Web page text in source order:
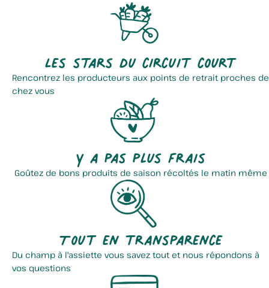
Les stars du circuit court
Rencontrez les producteurs aux points de retrait proches de
chez vous
Y a pas plus frais
Goûtez de bons produits de saison récoltés le matin même
Tout en transparence
Du champ à l'assiette vous savez tout et nous répondons à
vos questions